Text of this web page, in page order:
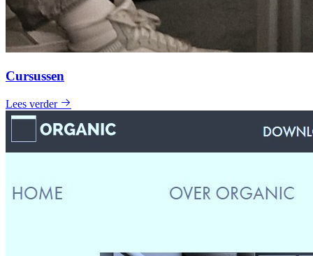
Cursussen
Lees verder